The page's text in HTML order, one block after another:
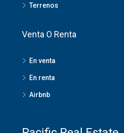
Terrenos
Venta O Renta
En venta
En renta
Airbnb